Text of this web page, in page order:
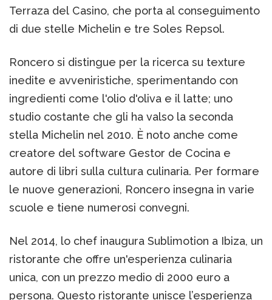
Terraza del Casino, che porta al conseguimento
di due stelle Michelin e tre Soles Repsol.
Roncero si distingue per la ricerca su texture
inedite e avveniristiche, sperimentando con
ingredienti come l'olio d'oliva e il latte; uno
studio costante che gli ha valso la seconda
stella Michelin nel 2010. È noto anche come
creatore del software Gestor de Cocina e
autore di libri sulla cultura culinaria. Per formare
le nuove generazioni, Roncero insegna in varie
scuole e tiene numerosi convegni.
Nel 2014, lo chef inaugura Sublimotion a Ibiza, un
ristorante che offre un'esperienza culinaria
unica, con un prezzo medio di 2000 euro a
persona. Questo ristorante unisce l’esperienza